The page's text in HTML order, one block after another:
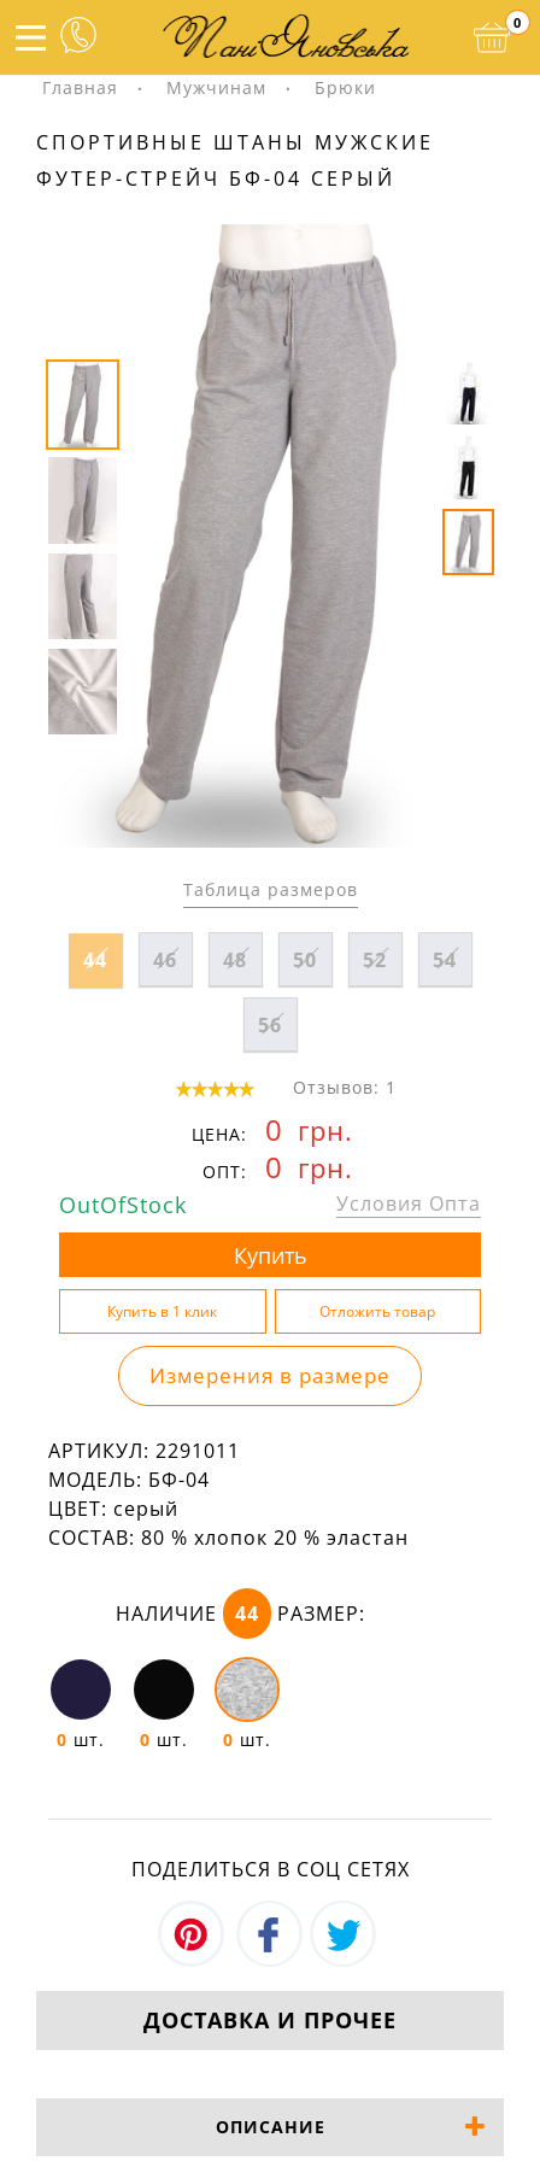
0
Главная Мужчинам Брюки
СПОРТИВНЫЕ ШТАНЫ МУЖСКИЕ
ФУТЕР-СТРЕЙЧ БФ-04 СЕРЫЙ
Таблица размеров
44 46 48 50 52 54
56
Отзывов: 1
ЦЕНА: 0 грн.
ОПТ: 0 грн.
OutOfStock Условия Опта
Измерения в размере
АРТИКУЛ: 2291011
МОДЕЛЬ: БФ-04
ЦВЕТ: серый
СОСТАВ: 80 % хлопок 20 % эластан
НАЛИЧИЕ 44 РАЗМЕР:
0 шт. 0 шт. 0 шт.
ПОДЕЛИТЬСЯ В СОЦ СЕТЯХ
ДОСТАВКА И ПРОЧЕЕ
ОПИСАНИЕ